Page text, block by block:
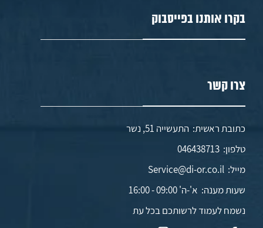
בקרו אותנו בפייסבוק
צרו קשר
כתובת ראשית: התעשייה 51, נשר
טלפון:046438713
מייל:Service@di-or.co.il
שעות מענה: א'-ה' 09:00 - 16:00
נשמח לעמוד לרשותכם בכל עת